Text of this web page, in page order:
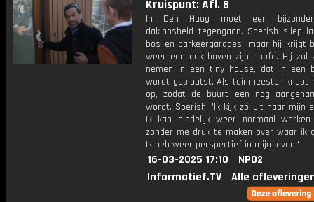
Kruispunt: Afl. 8
In Den Haag moet een
dakloosheid tegengaan. Soerish sliep
bos en parkeergarages, maar hij krijgt
weer een dak boven zijn hoofd. Hij zal
nemen in een tiny house, dat in een
wordt geplaatst. Als tuinmeester knapt
op, zodat de buurt een nog
wordt. Soerish: 'Ik kijk zo uit naar mijn
Ik kan eindelijk weer normaal
zonder me druk te maken over waar ik
Ik heb weer perspectief in mijn leven.'
16-03-2025 17:10
NPO2
Informatief.TV
Alle